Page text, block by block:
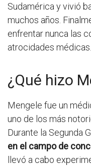
Sudamérica y vivió
muchos años.
enfrentar nunca las
atrocidades médicas.
¿Qué hizo
Mengele fue un
uno de los más
Durante la Segunda
en el campo de
llevó a cabo